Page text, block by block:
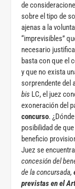
de
sobre el tipo de
ajenas a la
“imprevisibles”
necesario
basta con que el
y que no exista
sorprendente del
bis LC, el juez
exoneración del
concurso.
posibilidad de
beneficio
Juez se
concesión del
de la concursada,
previstas en el